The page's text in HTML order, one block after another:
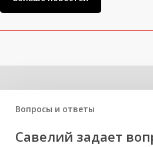
Вопросы и ответы
Савелий задает